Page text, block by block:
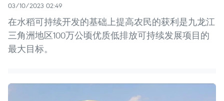
03/10/2023 02:49
在水稻可持续开发的基础上提高农民的获利是九龙江
三角洲地区100万公顷优质低排放可持续发展项目的
最大目标。